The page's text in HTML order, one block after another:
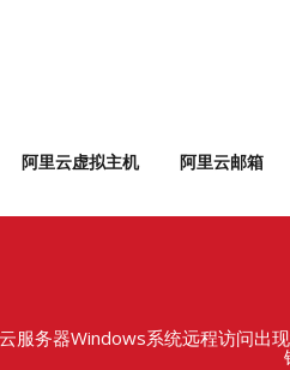
阿里云虚拟主机 阿里云邮箱
服务器Windows系统远程访问出